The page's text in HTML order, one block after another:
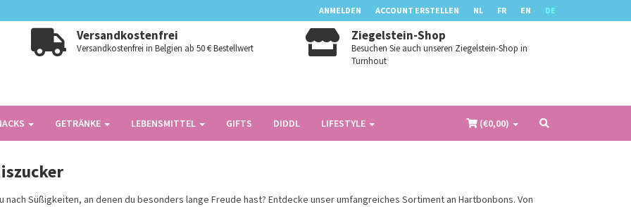
ANMELDEN ACCOUNT ERSTELLEN NL FR EN DE
Versandkostenfrei
Versandkostenfrei in Belgien ab 50 € Bestellwert
Ziegelstein-Shop
Besuchen Sie auch unseren Ziegelstein-Shop in
Turnhout
GETRÄNKE LEBENSMITTEL GIFTS DIDDL LIFESTYLE (€0,00)
nach Süßigkeiten, an denen du besonders lange Freude hast? Entdecke unser umfangreiches Sortiment an Hartbonbons. Von